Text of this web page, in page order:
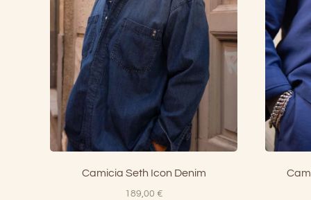
Camicia Seth Icon Denim
189,00 €